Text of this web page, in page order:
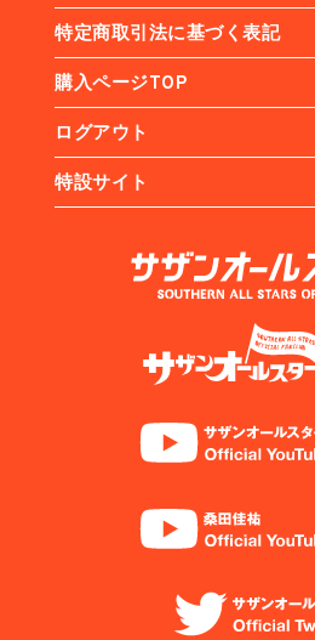
特定商取引法に基づく表記
購入ページTOP
ログアウト
特設サイト